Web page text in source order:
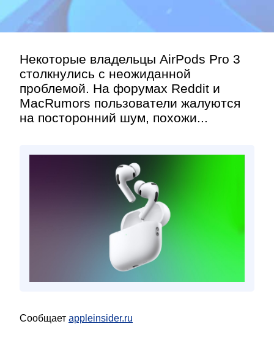
Некоторые владельцы AirPods Pro 3
столкнулись с неожиданной
проблемой. На форумах Reddit и
MacRumors пользователи жалуются
на посторонний шум, похожи...
Сообщает appleinsider.ru
Правила »